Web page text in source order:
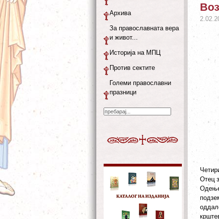
Отец
Архива
За православната вера
и живот...
Историја на МПЦ
Против сектите
Големи православни
празници